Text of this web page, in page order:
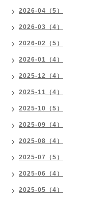
2026-04（5）
2026-03（4）
2026-02（5）
2026-01（4）
2025-12（4）
2025-11（4）
2025-10（5）
2025-09（4）
2025-08（4）
2025-07（5）
2025-06（4）
2025-05（4）